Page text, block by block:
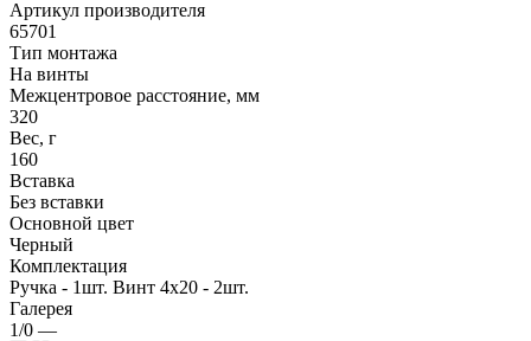
Артикул производителя
65701
Тип монтажа
На винты
Межцентровое расстояние, мм
320
Вес, г
160
Вставка
Без вставки
Основной цвет
Черный
Комплектация
Ручка - 1шт. Винт 4х20 - 2шт.
Галерея
1/0 —